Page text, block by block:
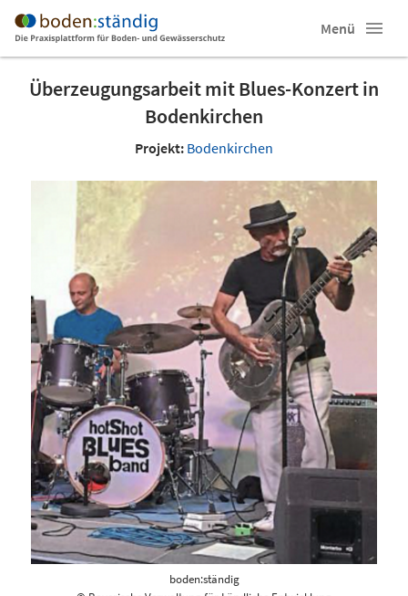
Menü
Überzeugungsarbeit mit Blues-Konzert in
Bodenkirchen
Projekt: Bodenkirchen
boden:ständig